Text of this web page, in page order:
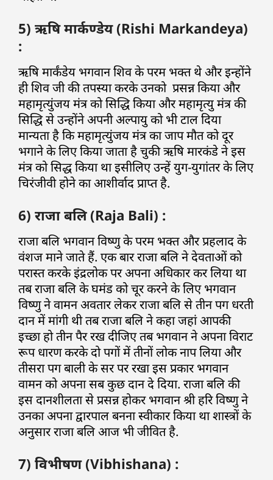
5) ऋषि मार्कण्डेय (Rishi Markandeya)
:
ऋषि मार्कंडेय भगवान शिव के परम भक्त थे और इन्होंने
ही शिव जी की तपस्या करके उनको प्रसन्न किया और
महामृत्युंजय मंत्र को सिद्धि किया और महामृत्यु मंत्र की
सिद्धि से उन्होंने अपनी अल्पायु को भी टाल दिया
मान्यता है कि महामृत्युंजय मंत्र का जाप मौत को दूर
भगाने के लिए किया जाता है चुकी ऋषि मारकंडे ने इस
मंत्र को सिद्ध किया था इसीलिए उन्हें युग-युगांतर के लिए
चिरंजीवी होने का आशीर्वाद प्राप्त है.
6) राजा बलि (Raja Bali) :
राजा बलि भगवान विष्णु के परम भक्त और प्रहलाद के
वंशज माने जाते हैं. एक बार राजा बलि ने देवताओं को
परास्त करके इंद्रलोक पर अपना अधिकार कर लिया था
तब राजा बलि के घमंड को चूर करने के लिए भगवान
विष्णु ने वामन अवतार लेकर राजा बलि से तीन पग धरती
दान में मांगी थी तब राजा बलि ने कहा जहां आपकी
इच्छा हो तीन पैर रख दीजिए तब भगवान ने अपना विराट
रूप धारण करके दो पगों में तीनों लोक नाप लिया और
तीसरा पग बाली के सर पर रखा इस प्रकार भगवान
वामन को अपना सब कुछ दान दे दिया. राजा बलि की
इस दानशीलता से प्रसन्न होकर भगवान श्री हरि विष्णु ने
उनका अपना द्वारपाल बनना स्वीकार किया था शास्त्रों के
अनुसार राजा बलि आज भी जीवित है.
7) विभीषण (Vibhishana) :